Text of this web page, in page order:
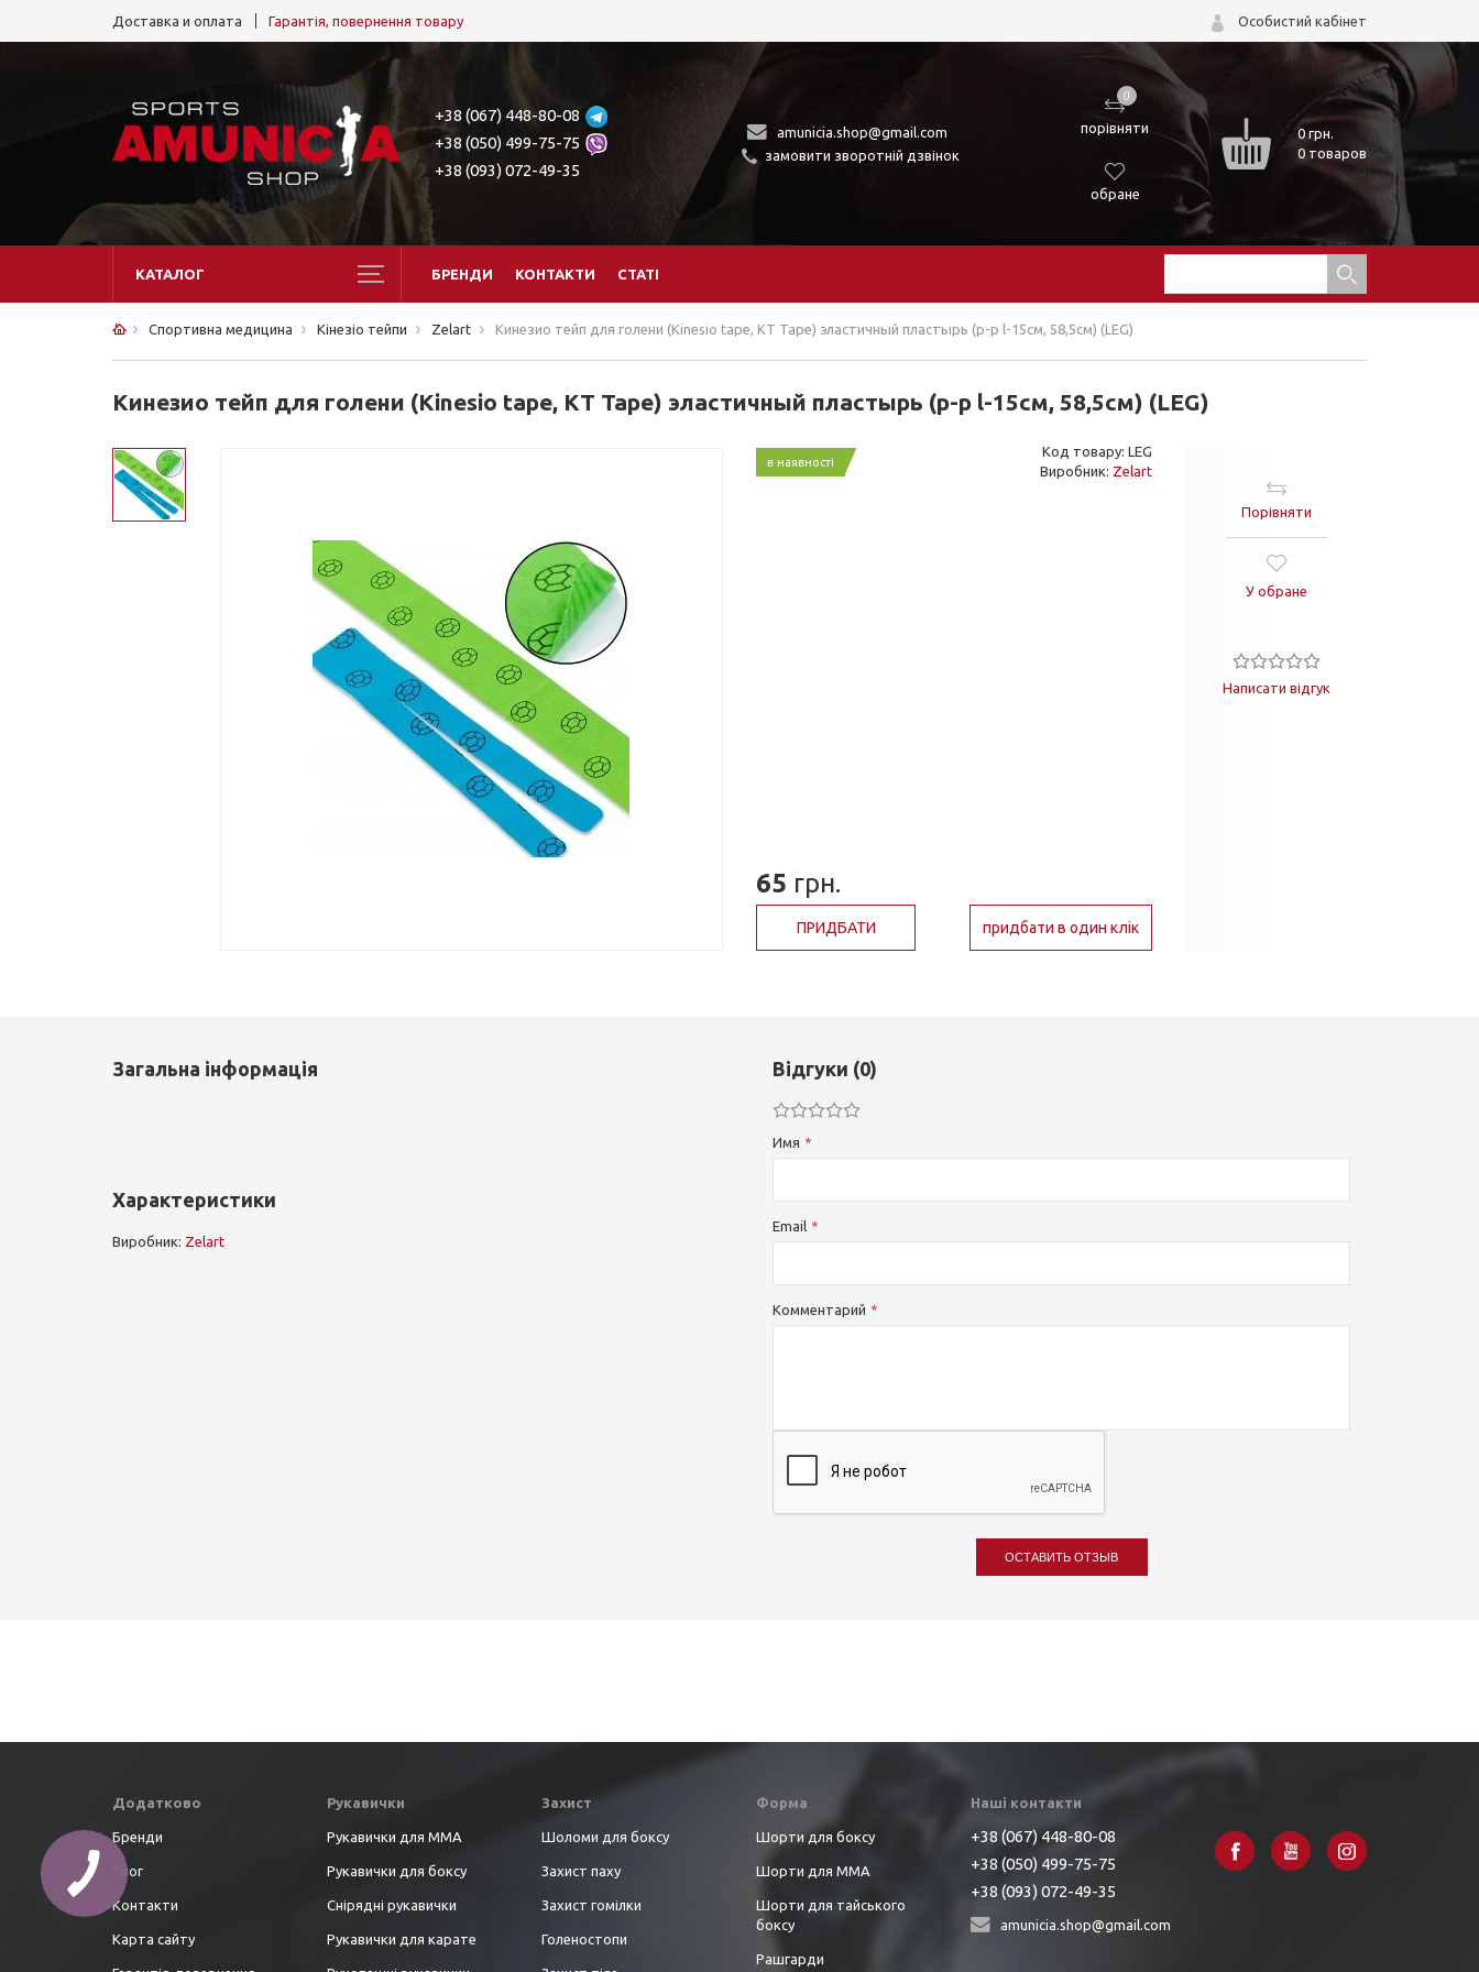
Доставка и оплата Гарантія, повернення товару Особистий кабінет
+38 (067) 448-80-08
+38 (050) 499-75-75
+38 (093) 072-49-35
amunicia.shop@gmail.com
замовити зворотній дзвінок
0
порівняти
обране
0грн.
0 товаров
КАТАЛОГ БРЕНДИ КОНТАКТИ СТАТІ
Спортивна медицина Кінезіо тейпи Zelart Кинезио тейп для голени (Kinesio tape, KT Tape) эластичный пластырь (р-р l-15см, 58,5см) (LEG)
Кинезио тейп для голени (Kinesio tape, KT Tape) эластичный пластырь (р-р l-15см, 58,5см) (LEG)
в наявності
Код товару: LEG
Виробник: Zelart
65 грн.
ПРИДБАТИ придбати в один клік
Порівняти
У обране
Написати відгук
Загальна інформація
Характеристики
Виробник: Zelart
Відгуки (0)
Имя
Email
Комментарий
ОСТАВИТЬ ОТЗЫВ
Додатково
Бренди
Блог
Контакти
Карта сайту
Рукавички
Рукавички для ММА
Рукавички для боксу
Снірядні рукавички
Рукавички для карате
Захист
Шоломи для боксу
Захист паху
Захист гомілки
Голеностопи
Форма
Шорти для боксу
Шорти для ММА
Шорти для тайського
боксу
Рашгарди
Наші контакти
+38 (067) 448-80-08
+38 (050) 499-75-75
+38 (093) 072-49-35
amunicia.shop@gmail.com